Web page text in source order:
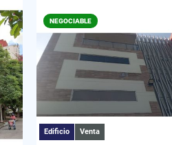
NEGOCIABLE
Edificio Venta